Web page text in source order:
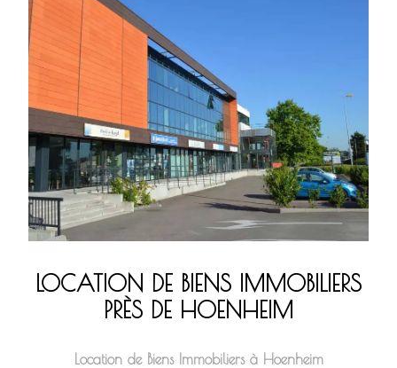
LOCATION DE BIENS IMMOBILIERS
PRÈS DE HOENHEIM
Location de Biens Immobiliers à Hoenheim